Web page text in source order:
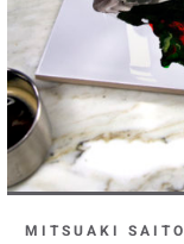
MITSUAKI SAITO